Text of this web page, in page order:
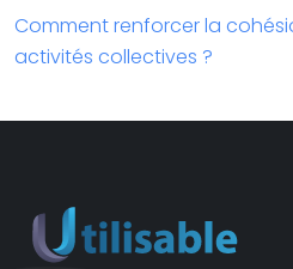
Comment renforcer la
activités collectives ?